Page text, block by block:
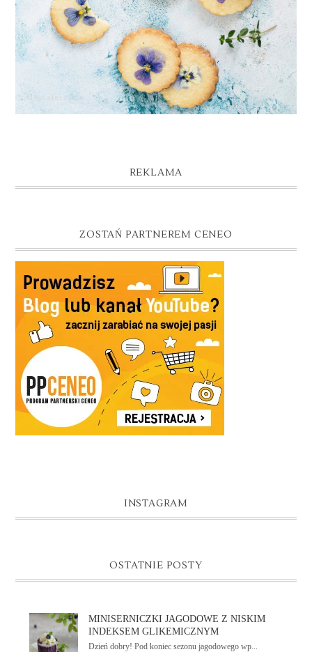
REKLAMA
ZOSTAŃ PARTNEREM CENEO
INSTAGRAM
OSTATNIE POSTY
MINISERNICZKI JAGODOWE Z NISKIM
INDEKSEM GLIKEMICZNYM
Dzień dobry! Pod koniec sezonu jagodowego wp...